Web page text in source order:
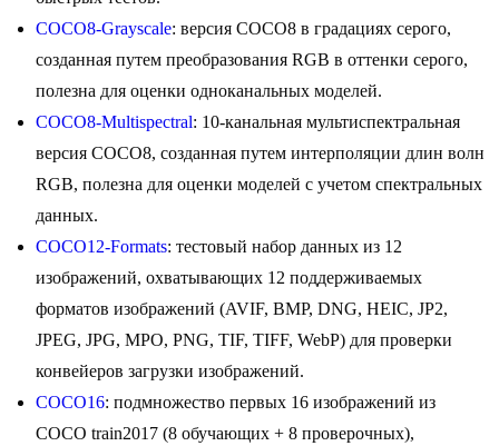
COCO8-Grayscale: версия COCO8 в градациях серого,
созданная путем преобразования RGB в оттенки серого,
полезна для оценки одноканальных моделей.
COCO8-Multispectral: 10-канальная мультиспектральная
версия COCO8, созданная путем интерполяции длин волн
RGB, полезна для оценки моделей с учетом спектральных
данных.
COCO12-Formats: тестовый набор данных из 12
изображений, охватывающих 12 поддерживаемых
форматов изображений (AVIF, BMP, DNG, HEIC, JP2,
JPEG, JPG, MPO, PNG, TIF, TIFF, WebP) для проверки
конвейеров загрузки изображений.
COCO16: подмножество первых 16 изображений из
COCO train2017 (8 обучающих + 8 проверочных),